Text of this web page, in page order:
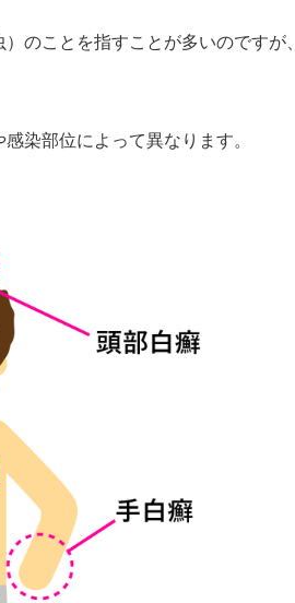
）のことを指すことが多いのですが
染部位によって異なります。